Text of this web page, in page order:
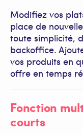
Modifiez vos
place de
toute simplicité,
backoffice.
vos produits en
offre en temps
Fonction
courts